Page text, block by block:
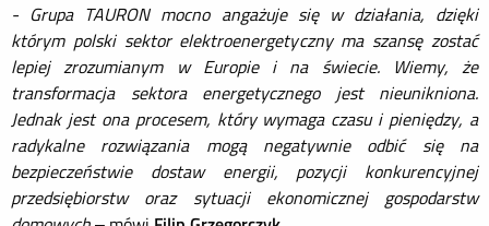
- Grupa TAURON mocno angażuje się w działania, dzięki
którym polski sektor elektroenergetyczny ma szansę zostać
lepiej zrozumianym w Europie i na świecie. Wiemy, że
transformacja sektora energetycznego jest nieunikniona.
Jednak jest ona procesem, który wymaga czasu i pieniędzy, a
radykalne rozwiązania mogą negatywnie odbić się na
bezpieczeństwie dostaw energii, pozycji konkurencyjnej
przedsiębiorstw oraz sytuacji ekonomicznej gospodarstw